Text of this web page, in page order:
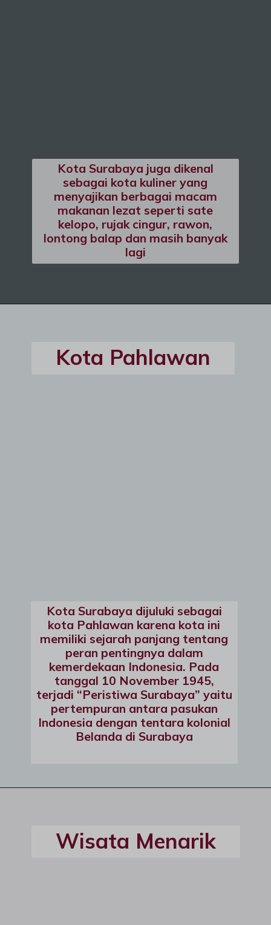
Kota Surabaya juga dikenal
sebagai kota kuliner yang
menyajikan berbagai macam
makanan lezat seperti sate
kelopo, rujak cingur, rawon,
lontong balap dan masih banyak
lagi
Kota Surabaya dijuluki sebagai
kota Pahlawan karena kota ini
memiliki sejarah panjang tentang
peran pentingnya dalam
kemerdekaan Indonesia. Pada
tanggal 10 November 1945,
terjadi “Peristiwa Surabaya” yaitu
pertempuran antara pasukan
Indonesia dengan tentara kolonial
Belanda di Surabaya
Kota Pahlawan
Wisata Menarik